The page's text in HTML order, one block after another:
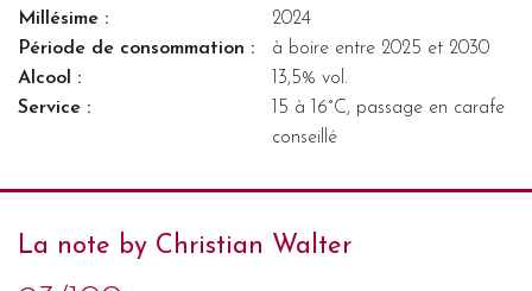
La note by Christian Walter
Millésime :
2024
Période de consommation :
à boire entre 2025 et 2030
Alcool :
13,5% vol.
Service :
15 à 16°C, passage en carafe
conseillé